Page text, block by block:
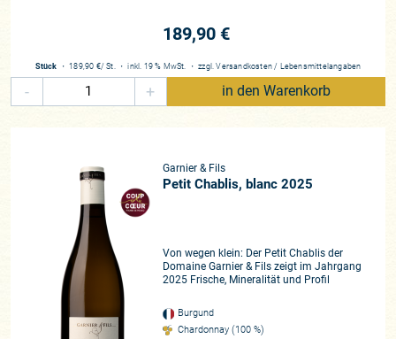
189,90 €
Stück ・189,90 €/ St. ・inkl. 19 % MwSt. ・zzgl.Versandkosten / Lebensmittelangaben
- + in den Warenkorb
Garnier & Fils
Petit Chablis, blanc 2025
Von wegen klein: Der Petit Chablis der
Domaine Garnier & Fils zeigt im Jahrgang
2025 Frische, Mineralität und Profil
Burgund
Chardonnay (100 %)